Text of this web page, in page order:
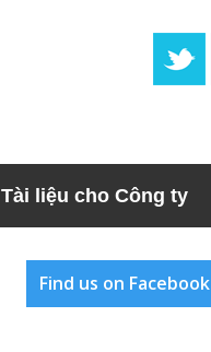
Tài liệu cho Công ty
Find us on Facebook